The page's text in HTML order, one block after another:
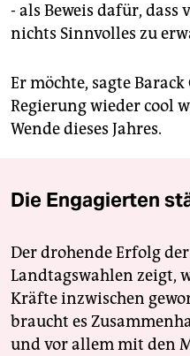
- als Beweis dafür, dass
nichts Sinnvolles zu
Er möchte, sagte
Regierung wieder cool
Wende dieses Jahres.
Die Engagierten
Der drohende Erfolg
Landtagswahlen zeigt,
Kräfte inzwischen
braucht es
und vor allem mit den